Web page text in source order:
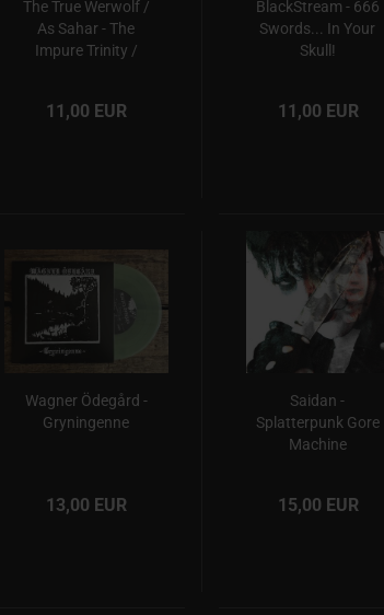
The True Werwolf /
As Sahar - The
Impure Trinity /
11,00 EUR
BlackStream - 666
Swords... In Your
Skull!
11,00 EUR
Wagner Ödegård -
Gryningenne
13,00 EUR
Saidan -
Splatterpunk Gore
Machine
15,00 EUR